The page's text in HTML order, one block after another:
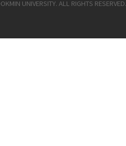
UNIVERSITY. ALL RIGHTS RESERVED.